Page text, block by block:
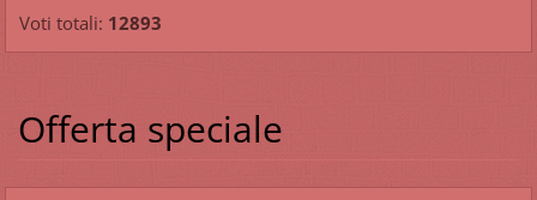
Voti totali: 12893
Offerta speciale